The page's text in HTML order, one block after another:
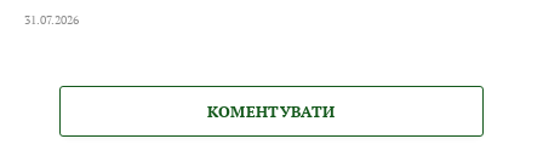
31.07.2026
КОМЕНТУВАТИ